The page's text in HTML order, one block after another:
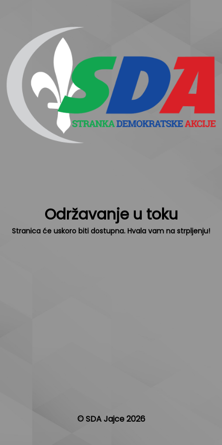
Održavanje u toku
Stranica će uskoro biti dostupna. Hvala vam na strpljenju!
© SDA Jajce 2026